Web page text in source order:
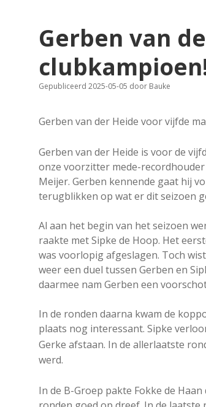
Gerben van
Gepubliceerd 2025-05-05 door Bauke
Gerben van der Heide voor vijfde
Gerben van der Heide is voor de
onze voorzitter mede-
Meijer. Gerben kennende gaat hij
terugblikken op wat er dit seizoen
Al aan het begin van het seizoen
raakte met Sipke de Hoop. Het
was voorlopig afgeslagen. Toch
weer een duel tussen Gerben en
daarmee nam Gerben een
In de ronden daarna kwam de
plaats nog interessant. Sipke
Gerke afstaan. In de allerlaatste
werd.
In de B-Groep pakte Fokke de Haan